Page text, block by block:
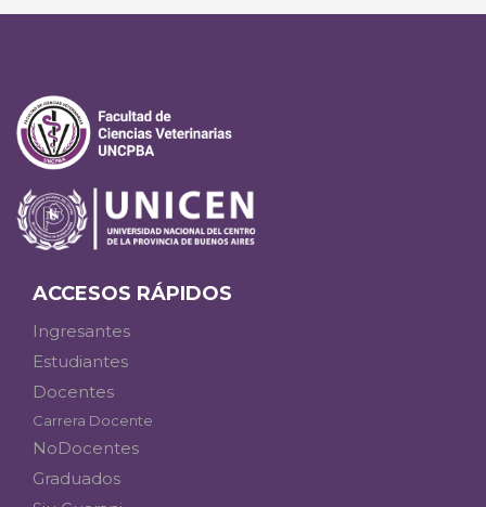
ACCESOS RÁPIDOS
Ingresantes
Estudiantes
Docentes
Carrera Docente
NoDocentes
Graduados